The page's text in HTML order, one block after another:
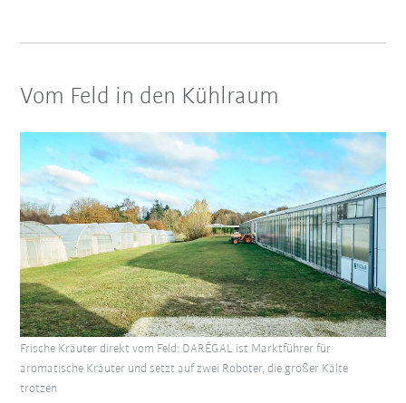
Vom Feld in den Kühlraum
Frische Kräuter direkt vom Feld: DARÉGAL ist Marktführer für
aromatische Kräuter und setzt auf zwei Roboter, die großer Kälte
trotzen